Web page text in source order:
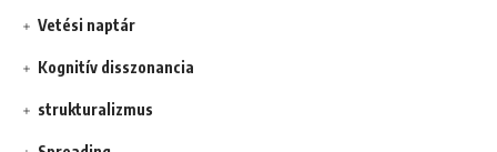
Vetési naptár
Kognitív disszonancia
strukturalizmus